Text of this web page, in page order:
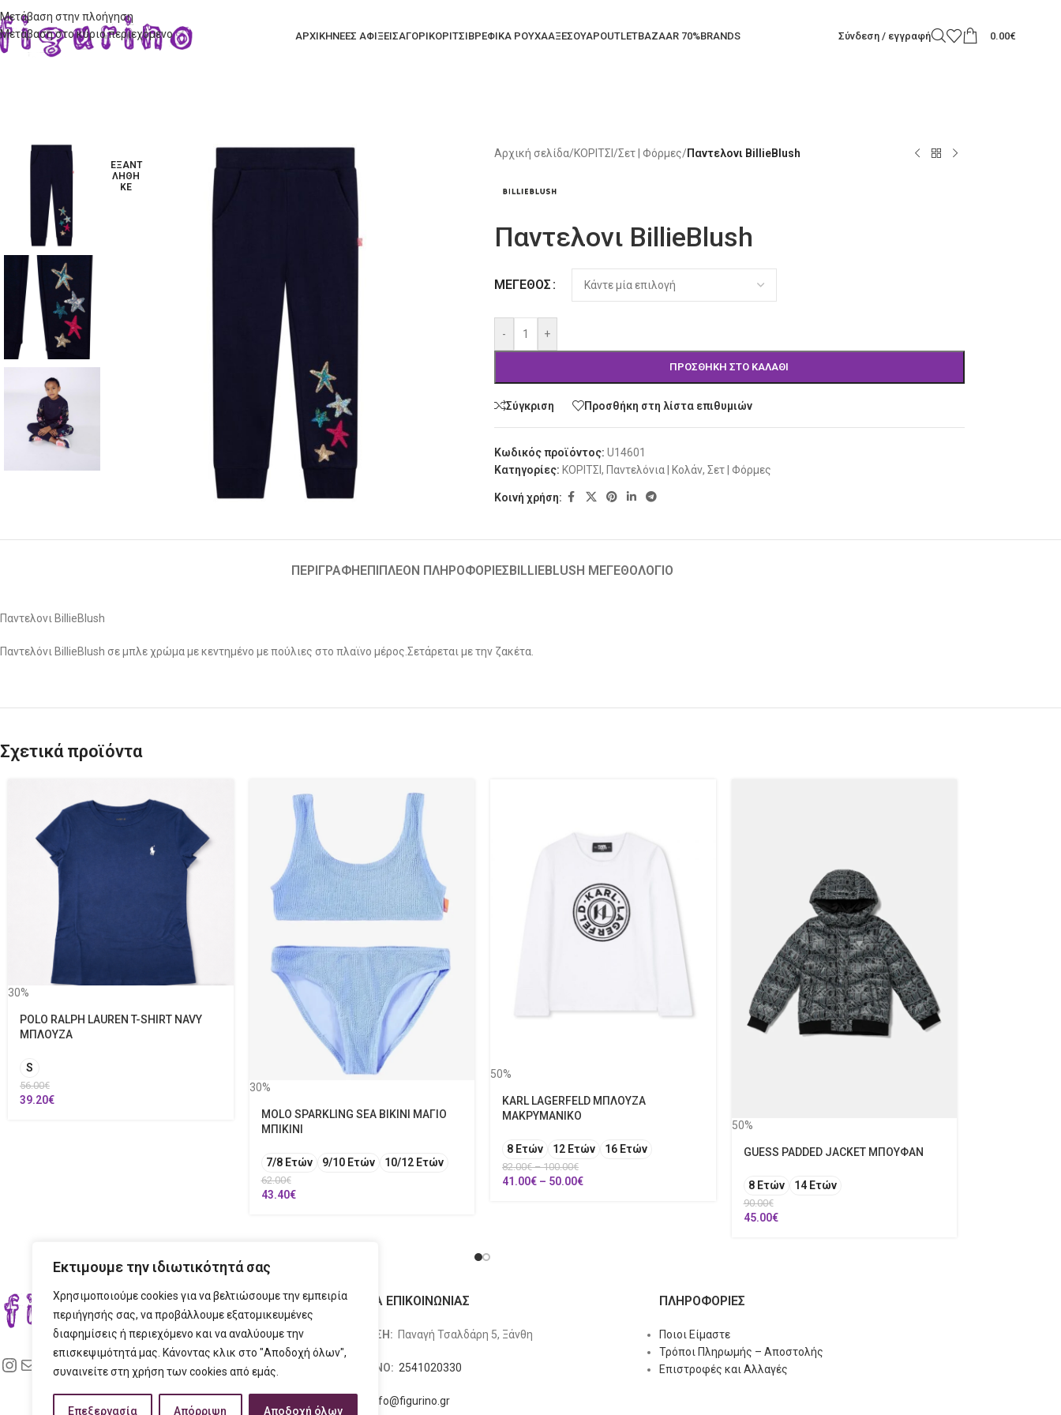
Εκτιμουμε την ιδιωτικότητά σας
Χρησιμοποιούμε cookies για να βελτιώσουμε την εμπειρία
περιήγησής σας, να προβάλλουμε εξατομικευμένες
διαφημίσεις ή περιεχόμενο και να αναλύουμε την
επισκεψιμότητά μας. Κάνοντας κλικ στο "Αποδοχή όλων",
συναινείτε στη χρήση των cookies από εμάς.
Επεξεργασία Απόρριψη Αποδοχή όλων
Μετάβαση στην πλοήγηση
Μετάβαση στο κύριο περιεχόμενο
ΑΡΧΙΚΗΝΕΕΣ ΑΦΙΞΕΙΣΑΓΟΡΙΚΟΡΙΤΣΙΒΡΕΦΙΚΑ ΡΟΥΧΑΑΞΕΣΟΥΑΡOUTLETBAZAAR 70%BRANDS Σύνδεση / εγγραφή 0.00€
ΕΞΑΝΤ
ΛΉΘΗ
ΚΕ
Αρχική σελίδα/ΚΟΡΙΤΣΙ /Σετ | Φόρμες/Παντελονι BillieBlush
Παντελονι BillieBlush
ΜΈΓΕΘΟΣ
- +
ΠΡΟΣΘΉΚΗ ΣΤΟ ΚΑΛΆΘΙ
Alternative:
Σύγκριση Προσθήκη στη λίστα επιθυμιών
Κωδικός προϊόντος: U14601
Κατηγορίες: ΚΟΡΙΤΣΙ , Παντελόνια | Κολάν, Σετ | Φόρμες
Κοινή χρήση:
ΠΕΡΙΓΡΑΦΉ ΕΠΙΠΛΈΟΝ ΠΛΗΡΟΦΟΡΊΕΣ BILLIEBLUSH ΜΕΓΕΘΟΛΟΓΙΟ
Παντελονι BillieBlush
Παντελόνι BillieBlush σε μπλε χρώμα με κεντημένο με πούλιες στο πλαϊνο μέρος.Σετάρεται με την ζακέτα.
Σχετικά προϊόντα
30%
POLO RALPH LAUREN T-SHIRT NAVY
ΜΠΛΟΥΖΑ
S
56.00€
39.20€
30%
MOLO SPARKLING SEA BIKINI ΜΑΓΙΟ
ΜΠΙΚΙΝΙ
7/8 Ετών 9/10 Ετών 10/12 Ετών
62.00€
43.40€
50%
KARL LAGERFELD ΜΠΛΟΥΖΑ
ΜΑΚΡΥΜΑΝΙΚΟ
8 Ετών 12 Ετών 16 Ετών
82.00€ – 100.00€
41.00€ – 50.00€
50%
GUESS PADDED JACKET ΜΠΟΥΦΑΝ
8 Ετών 14 Ετών
90.00€
45.00€
ΣΤΟΙΧΕΙΑ ΕΠΙΚΟΙΝΩΝΙΑΣ
ΔΙΕΥΘΥΝΣΗ: Παναγή Τσαλδάρη 5, Ξάνθη
ΤΗΛΕΦΩΝΟ: 2541020330
info@figurino.gr
ΠΛΗΡΟΦΟΡΙΕΣ
Ποιοι Είμαστε
Τρόποι Πληρωμής – Αποστολής
Επιστροφές και Αλλαγές